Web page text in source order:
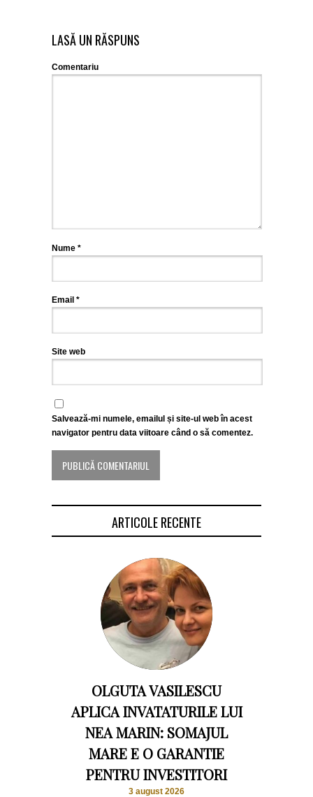
LASĂ UN RĂSPUNS
Comentariu
Nume *
Email *
Site web
Salvează-mi numele, emailul și site-ul web în acest
navigator pentru data viitoare când o să comentez.
ARTICOLE RECENTE
OLGUTA VASILESCU
APLICA INVATATURILE LUI
NEA MARIN: SOMAJUL
MARE E O GARANTIE
PENTRU INVESTITORI
3 august 2026